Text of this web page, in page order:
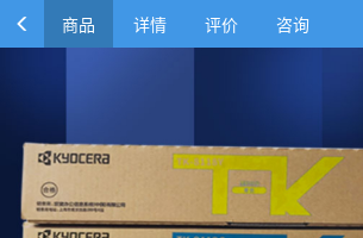
商品 详情 评价 咨询